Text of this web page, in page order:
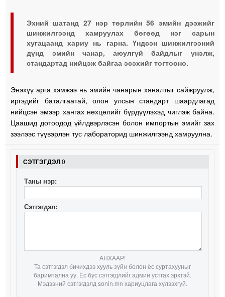
Эхний шатанд 27 нэр төрлийн 56 эмийн дээжийг
шинжилгээнд хамруулах бөгөөд нэг сарын
хугацаанд хариу нь гарна. Үндсэн шинжилгээний
дүнд эмийн чанар, аюулгүй байдлыг үнэлж,
стандартад нийцэж байгаа эсэхийг тогтооно.
Энэхүү арга хэмжээ нь эмийн чанарын хяналтыг сайжруулж,
иргэдийг баталгаатай, олон улсын стандарт шаардлагад
нийцсэн эмээр хангах нөхцөлийг бүрдүүлэхэд чиглэж байна.
Цаашид дотоодод үйлдвэрлэсэн болон импортын эмийг зах
зээлээс түүвэрлэн тус лабораторид шинжилгээнд хамруулна.
СЭТГЭГДЭЛ0
Таны нэр:
Сэтгэгдэл:
АНХААР!
Та сэтгэгдэл бичихдээ хууль зүйн болон ёс суртахууныг
баримтална уу. Ёс бус сэтгэгдлийг админ устгах эрхтэй.
Мэдээний сэтгэгдэлд sonin.mn хариуцлага хүлээхгүй.